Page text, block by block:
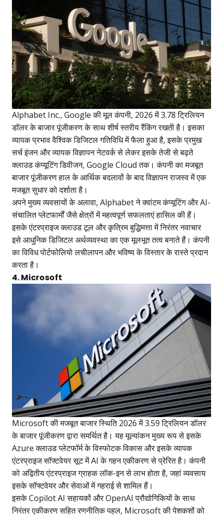
Alphabet Inc., Google की मूल कंपनी, 2026 में 3.78 ट्रिलियन
डॉलर के बाजार पूंजीकरण के साथ शीर्ष स्तरीय रैंकिंग रखती है। इसका
व्यापक प्रभाव वैश्विक डिजिटल गतिविधि में फैला हुआ है, इसके प्रमुख
सर्च इंजन और व्यापक विज्ञापन नेटवर्क से लेकर इसके तेजी से बढ़ते
क्लाउड कंप्यूटिंग डिवीजन, Google Cloud तक। कंपनी का मजबूत
बाजार पूंजीकरण हाल के आर्थिक बदलावों के बाद विज्ञापन राजस्व में एक
मजबूत सुधार को दर्शाता है।
अपने मुख्य व्यवसायों के अलावा, Alphabet ने क्वांटम कंप्यूटिंग और AI-
संचालित प्लेटफार्मों जैसे क्षेत्रों में महत्वपूर्ण सफलताएं हासिल की हैं।
इसके एंटरप्राइज क्लाउड टूल और कृत्रिम बुद्धिमत्ता में निरंतर नवाचार
इसे आधुनिक डिजिटल अर्थव्यवस्था का एक मूलभूत तत्व बनाते हैं। कंपनी
का विविध पोर्टफोलियो लचीलापन और भविष्य के विस्तार के रास्ते प्रदान
करता है।
4. Microsoft
Microsoft की मजबूत बाजार स्थिति 2026 में 3.59 ट्रिलियन डॉलर
के बाजार पूंजीकरण द्वारा समर्थित है। यह मूल्यांकन मुख्य रूप से इसके
Azure क्लाउड प्लेटफॉर्म के विस्फोटक विकास और इसके व्यापक
एंटरप्राइज सॉफ्टवेयर सूट में AI के गहन एकीकरण से प्रेरित है। कंपनी
को अद्वितीय एंटरप्राइज ग्राहक लॉक-इन से लाभ होता है, जहां व्यवसाय
इसके सॉफ्टवेयर और सेवाओं में गहराई से शामिल हैं।
इसके Copilot AI सहायकों और OpenAI प्रौद्योगिकियों के साथ
निरंतर एकीकरण सहित रणनीतिक पहल, Microsoft की पेशकशों को